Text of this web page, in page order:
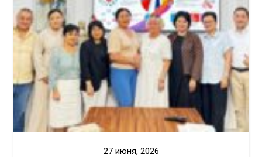
27 июня, 2026